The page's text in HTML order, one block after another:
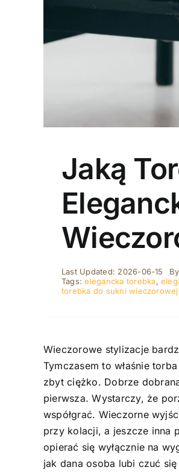
Jaką
Last Updated: 2026-06-15 By
Tags:elegancka torebka,
torebka do sukni wieczorowej
Wieczorowe stylizacje
Tymczasem to właśnie
zbyt ciężko. Dobrze
pierwsza. Wystarczy, że
współgrać. Wieczorne
przy kolacji, a jeszcze inna
opierać się wyłącznie na
jak dana osoba lubi czuć